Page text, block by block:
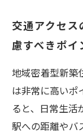
交通アクセ
慮すべきポイ
地域密着型新築
は非常に高いポ
ると、日常生活
駅への距離やバ